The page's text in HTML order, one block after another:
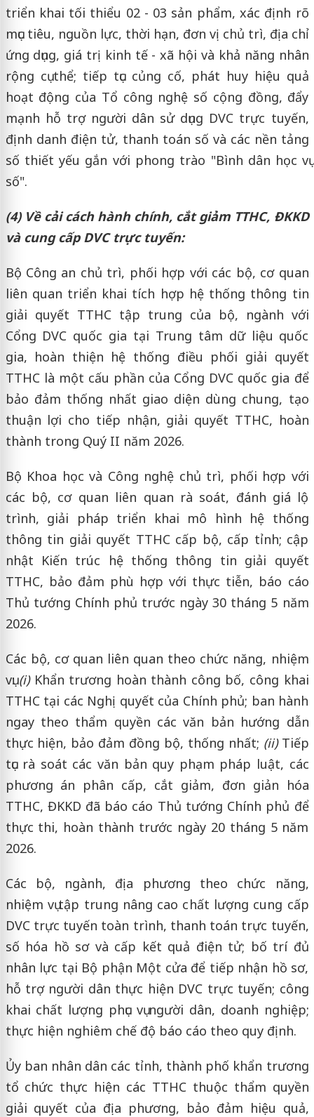
triển khai tối thiểu 02 - 03 sản phẩm, xác định rõ
mục tiêu, nguồn lực, thời hạn, đơn vị chủ trì, địa chỉ
ứng dụng, giá trị kinh tế - xã hội và khả năng nhân
rộng cụ thể; tiếp tục củng cố, phát huy hiệu quả
hoạt động của Tổ công nghệ số cộng đồng, đẩy
mạnh hỗ trợ người dân sử dụng DVC trực tuyến,
định danh điện tử, thanh toán số và các nền tảng
số thiết yếu gắn với phong trào "Bình dân học vụ
số".
(4) Về cải cách hành chính, cắt giảm TTHC, ĐKKD
và cung cấp DVC trực tuyến:
Bộ Công an chủ trì, phối hợp với các bộ, cơ quan
liên quan triển khai tích hợp hệ thống thông tin
giải quyết TTHC tập trung của bộ, ngành với
Cổng DVC quốc gia tại Trung tâm dữ liệu quốc
gia, hoàn thiện hệ thống điều phối giải quyết
TTHC là một cấu phần của Cổng DVC quốc gia để
bảo đảm thống nhất giao diện dùng chung, tạo
thuận lợi cho tiếp nhận, giải quyết TTHC, hoàn
thành trong Quý II năm 2026.
Bộ Khoa học và Công nghệ chủ trì, phối hợp với
các bộ, cơ quan liên quan rà soát, đánh giá lộ
trình, giải pháp triển khai mô hình hệ thống
thông tin giải quyết TTHC cấp bộ, cấp tỉnh; cập
nhật Kiến trúc hệ thống thông tin giải quyết
TTHC, bảo đảm phù hợp với thực tiễn, báo cáo
Thủ tướng Chính phủ trước ngày 30 tháng 5 năm
2026.
Các bộ, cơ quan liên quan theo chức năng, nhiệm
vụ:(i)Khẩn trương hoàn thành công bố, công khai
TTHC tại các Nghị quyết của Chính phủ; ban hành
ngay theo thẩm quyền các văn bản hướng dẫn
thực hiện, bảo đảm đồng bộ, thống nhất; (ii)Tiếp
tục rà soát các văn bản quy phạm pháp luật, các
phương án phân cấp, cắt giảm, đơn giản hóa
TTHC, ĐKKD đã báo cáo Thủ tướng Chính phủ để
thực thi, hoàn thành trước ngày 20 tháng 5 năm
2026.
Các bộ, ngành, địa phương theo chức năng,
nhiệm vụ tập trung nâng cao chất lượng cung cấp
DVC trực tuyến toàn trình, thanh toán trực tuyến,
số hóa hồ sơ và cấp kết quả điện tử; bố trí đủ
nhân lực tại Bộ phận Một cửa để tiếp nhận hồ sơ,
hỗ trợ người dân thực hiện DVC trực tuyến; công
khai chất lượng phục vụ người dân, doanh nghiệp;
thực hiện nghiêm chế độ báo cáo theo quy định.
Ủy ban nhân dân các tỉnh, thành phố khẩn trương
tổ chức thực hiện các TTHC thuộc thẩm quyền
giải quyết của địa phương, bảo đảm hiệu quả,